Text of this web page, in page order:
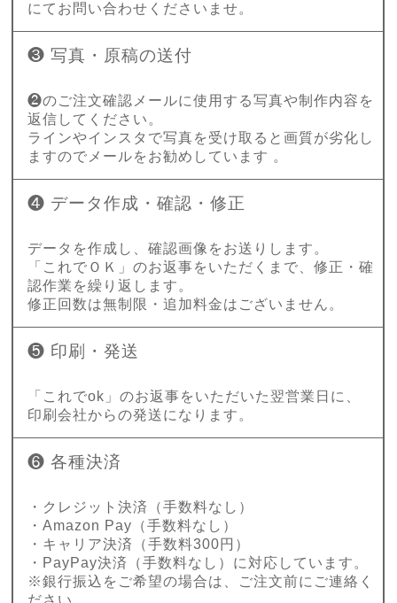
にてお問い合わせくださいませ。
❸ 写真・原稿の送付
❷のご注文確認メールに使用する写真や制作内容を
返信してください。
ラインやインスタで写真を受け取ると画質が劣化し
ますのでメールをお勧めしています 。
❹ データ作成・確認・修正
データを作成し、確認画像をお送りします。
「これでＯＫ」のお返事をいただくまで、修正・確
認作業を繰り返します。
修正回数は無制限・追加料金はございません。
❺ 印刷・発送
「これでok」のお返事をいただいた翌営業日に、
印刷会社からの発送になります。
❻ 各種決済
・クレジット決済（手数料なし）
・Amazon Pay（手数料なし）
・キャリア決済（手数料300円）
・PayPay決済（手数料なし）に対応しています。
※銀行振込をご希望の場合は、ご注文前にご連絡く
ださい。